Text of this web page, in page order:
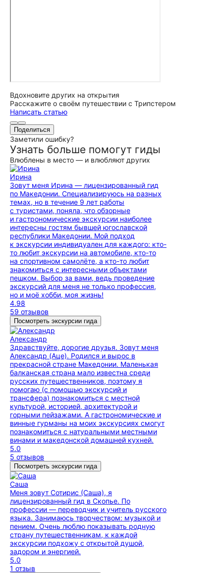
Вдохновите других на открытия
Расскажите о своём путешествии с Трипстером
Написать статью
Поделиться
Заметили ошибку?
Узнать больше помогут гиды
Влюблены в место — и влюбляют других
Ирина
Зовут меня Ирина — лицензированный гид
по Македонии. Специализируюсь на разных
темах, но в течение 9 лет работы
с туристами, поняла, что обзорные
и гастрономические экскурсии наиболее
интересны гостям бывшей югославской
республики Македонии. Мой подход
к экскурсии индивидуален для каждого: кто-
то любит экскурсии на автомобиле, кто-то
на спортивном самолёте, а кто-то любит
знакомиться с интересными объектами
пешком. Выбор за вами, ведь проведение
экскурсий для меня не только профессия,
но и моё хобби, моя жизнь!
4.98
59 отзывов
Посмотреть экскурсии гида
Александр
Здравствуйте, дорогие друзья. Зовут меня
Александр (Аце). Родился и вырос в
прекрасной стране Македонии. Маленькая
балканская страна мало известна среди
русских путешественников, поэтому я
помогаю (с помощью экскурсий и
трансфера) познакомиться с местной
культурой, историей, архитектурой и
горными пейзажами. А гастрономические и
винные гурманы на моих экскурсиях смогут
познакомиться с натуральными местными
винами и македонской домашней кухней.
5.0
5 отзывов
Посмотреть экскурсии гида
Саша
Меня зовут Сотирис (Саша), я
лицензированный гид в Скопье. По
профессии — переводчик и учитель русского
языка. Занимаюсь творчеством: музыкой и
пением. Очень люблю показывать родную
страну путешественникам, к каждой
экскурсии подхожу с открытой душой,
задором и энергией.
5.0
1 отзыв